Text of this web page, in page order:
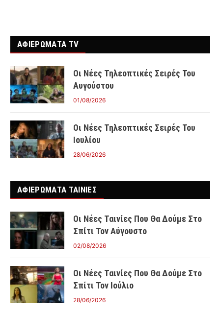
ΑΦΙΕΡΩΜΑΤΑ TV
Οι Νέες Τηλεοπτικές Σειρές Του
Αυγούστου
01/08/2026
Οι Νέες Τηλεοπτικές Σειρές Του
Ιουλίου
28/06/2026
ΑΦΙΕΡΩΜΑΤΑ ΤΑΙΝΊΕΣ
Οι Νέες Ταινίες Που Θα Δούμε Στο
Σπίτι Τον Αύγουστο
02/08/2026
Οι Νέες Ταινίες Που Θα Δούμε Στο
Σπίτι Τον Ιούλιο
28/06/2026